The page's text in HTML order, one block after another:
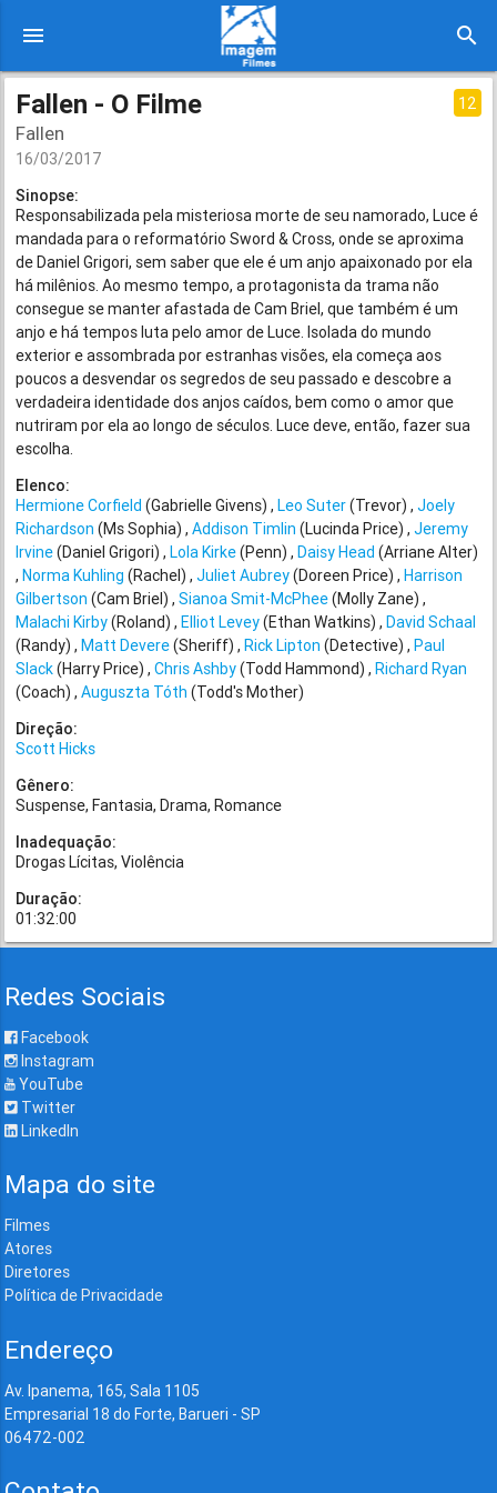
menu search
Fallen - O Filme 12
Fallen
16/03/2017
Sinopse:
Responsabilizada pela misteriosa morte de seu namorado, Luce é
mandada para o reformatório Sword & Cross, onde se aproxima
de Daniel Grigori, sem saber que ele é um anjo apaixonado por ela
há milênios. Ao mesmo tempo, a protagonista da trama não
consegue se manter afastada de Cam Briel, que também é um
anjo e há tempos luta pelo amor de Luce. Isolada do mundo
exterior e assombrada por estranhas visões, ela começa aos
poucos a desvendar os segredos de seu passado e descobre a
verdadeira identidade dos anjos caídos, bem como o amor que
nutriram por ela ao longo de séculos. Luce deve, então, fazer sua
escolha.
Elenco:
Hermione Corfield (Gabrielle Givens) Leo Suter(Trevor) Joely
Richardson (Ms Sophia) Addison Timlin (Lucinda Price) Jeremy
Irvine(Daniel Grigori) Lola Kirke(Penn) Daisy Head (Arriane Alter)
Norma Kuhling (Rachel) Juliet Aubrey(Doreen Price) Harrison
Gilbertson (Cam Briel) Sianoa Smit-McPhee(Molly Zane)
Malachi Kirby(Roland) Elliot Levey(Ethan Watkins) David Schaal
(Randy) Matt Devere(Sheriff) Rick Lipton (Detective) Paul
Slack(Harry Price) Chris Ashby(Todd Hammond) Richard Ryan
(Coach) Auguszta Tóth (Todd's Mother)
Direção:
Scott Hicks
Gênero:
Suspense Fantasia Drama Romance
Inadequação:
Drogas Lícitas Violência
Duração:
01:32:00
Redes Sociais
Facebook
Instagram
YouTube
Twitter
LinkedIn
Mapa do site
Filmes
Atores
Diretores
Política de Privacidade
Endereço
Av. Ipanema, 165, Sala 1105
Empresarial 18 do Forte, Barueri - SP
06472-002